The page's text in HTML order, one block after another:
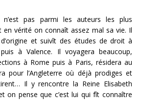
n’est pas parmi les auteurs les plus
en vérité on connaît assez mal sa vie. Il
et suivît des études de droit à
à Valence. Il voyagera beaucoup,
à Rome puis à Paris, résidera au
pour l’Angleterre où déjà prodiges et
Il y rencontre la Reine Elisabeth
on pense que c’est lui qui fît connaître